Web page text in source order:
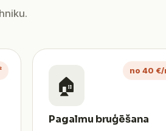
no 40 €/
🏠
Pagalmu bruģēšana